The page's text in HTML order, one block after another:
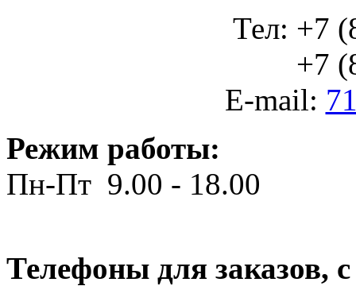
Тел: +7
+7
E-mail:
Режим работы:
Пн-Пт 9.00 - 18.00
Телефоны для заказов,